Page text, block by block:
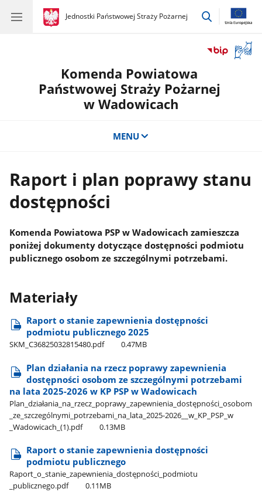
gov.pl
Jednostki Państwowej Straży Pożarnej
gov.pl
Jednostki
przejdź
okno
Komenda Powiatowa
Państwowej Straży Pożarnej
w Wadowicach
MENU
Raport i plan poprawy stanu
dostępności
Komenda Powiatowa PSP w Wadowicach zamieszcza
poniżej dokumenty dotyczące dostępności podmiotu
publicznego osobom ze szczególnymi potrzebami.
Materiały
Raport o stanie zapewnienia dostępności
podmiotu publicznego 2025
SKM​_C36825032815480.pdf 0.47MB
Plan działania na rzecz poprawy zapewnienia
dostępności osobom ze szczególnymi potrzebami
na lata 2025-2026 w KP PSP w Wadowicach
Plan​_działania​_na​_rzecz​_poprawy​_zapewnienia​_dostępności​_osobom​
_ze​_szczególnymi​_potrzebami​_na​_lata​_2025-2026​_​_w​_KP​_PSP​_w​
_Wadowicach​_(1).pdf
0.13MB
Raport o stanie zapewnienia dostępności
podmiotu publicznego
Raport​_o​_stanie​_zapewnienia​_dostępności​_podmiotu​
_publicznego.pdf
0.11MB